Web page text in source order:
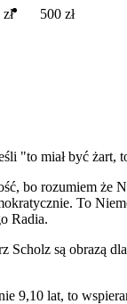
500 zł
"to miał być
bo rozumiem że
To
Radia.
Scholz są obrazą
9,10 lat, to